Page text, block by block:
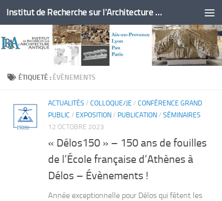
Skip to content Institut de Recherche sur l'Architecture Antique
ÉTIQUETÉ : ÉVÈNEMENTS
ACTUALITÉS / COLLOQUE/JE / CONFÉRENCE GRAND
PUBLIC / EXPOSITION/ PUBLICATION/ SÉMINAIRES
12 OCTOBRE 2023
« Délos150 » – 150 ans de fouilles
de l’École française d’Athènes à
Délos – Évènements !
Année exceptionnelle pour Délos qui fêtent les